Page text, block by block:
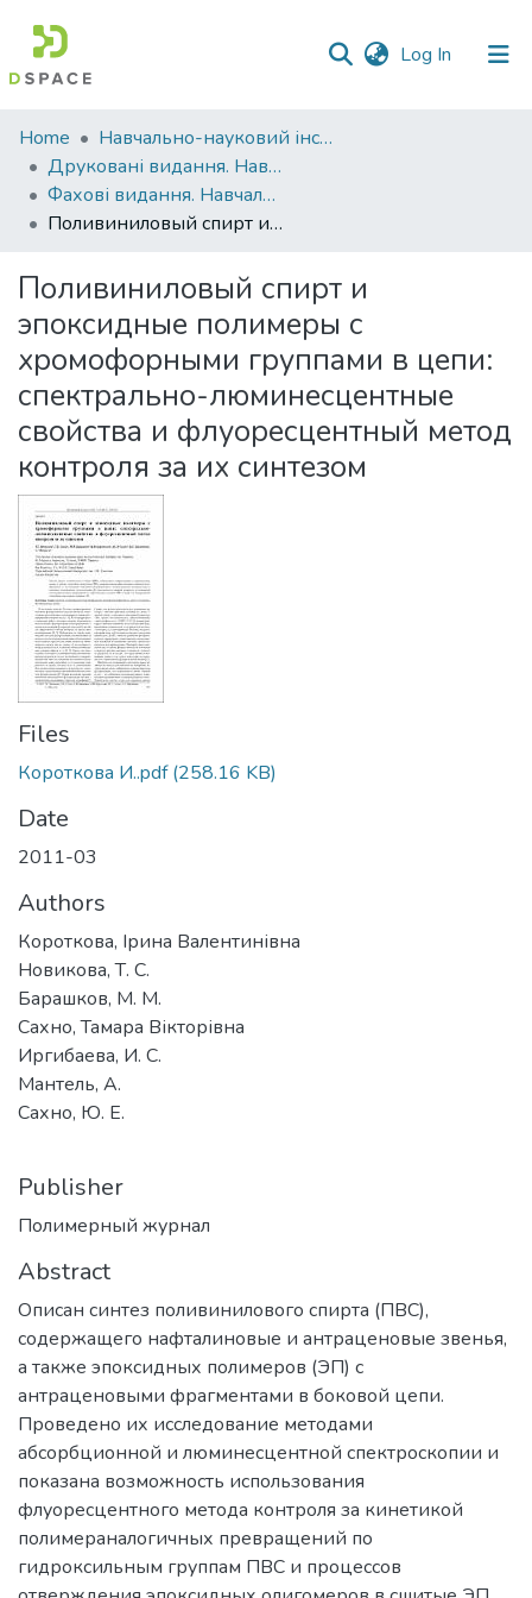
Log In (current)
Communities
&
Collections
Statistics
Home
Навчально-науковий інститут агротехнологій, селекції та екології
Друковані видання. Навчально-науковий інститут агротехнологій, селекції та екології
Фахові видання. Навчально-науковий інститут агротехнологій, селекції та екології
Поливиниловый спирт и эпоксидные полимеры с хромофорными группами в цепи: спектрально-люминесцентные свойства и флуоресцентный метод контроля за их синтезом
Поливиниловый спирт и
эпоксидные полимеры с
хромофорными группами в цепи:
спектрально-люминесцентные
свойства и флуоресцентный метод
контроля за их синтезом
Files
Короткова И..pdf(258.16 KB)
Date
2011-03
Authors
Короткова, Ірина Валентинівна
Новикова, Т. С.
Барашков, М. М.
Сахно, Тамара Вікторівна
Иргибаева, И. С.
Мантель, А.
Сахно, Ю. Е.
Publisher
Полимерный журнал
Abstract
Описан синтез поливинилового спирта (ПВС),
содержащего нафталиновые и антраценовые звенья,
а также эпоксидных полимеров (ЭП) с
антраценовыми фрагментами в боковой цепи.
Проведено их исследование методами
абсорбционной и люминесцентной спектроскопии и
показана возможность использования
флуоресцентного метода контроля за кинетикой
полимераналогичных превращений по
гидроксильным группам ПВС и процессов